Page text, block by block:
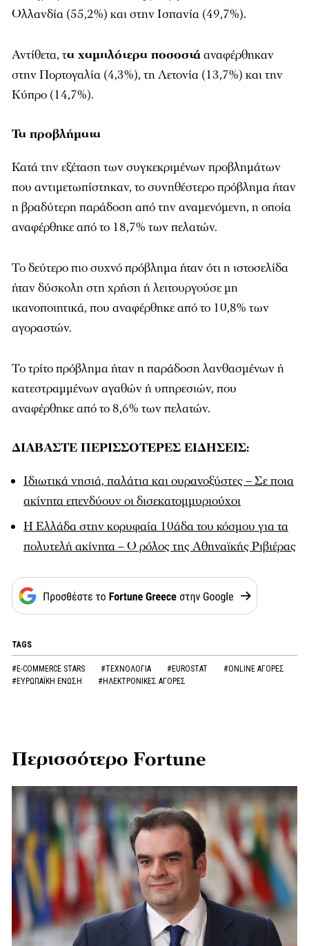
Ολλανδία (55,2%) και στην Ισπανία (49,7%).
Αντίθετα, τα χαμηλότερα ποσοστάαναφέρθηκαν
στην Πορτογαλία (4,3%), τη Λετονία (13,7%) και την
Κύπρο (14,7%).
Τα προβλήματα
Κατά την εξέταση των συγκεκριμένων προβλημάτων
που αντιμετωπίστηκαν, το συνηθέστερο πρόβλημα ήταν
η βραδύτερη παράδοση από την αναμενόμενη, η οποία
αναφέρθηκε από το 18,7% των πελατών.
Το δεύτερο πιο συχνό πρόβλημα ήταν ότι η ιστοσελίδα
ήταν δύσκολη στη χρήση ή λειτουργούσε μη
ικανοποιητικά, που αναφέρθηκε από το 10,8% των
αγοραστών.
Το τρίτο πρόβλημα ήταν η παράδοση λανθασμένων ή
κατεστραμμένων αγαθών ή υπηρεσιών, που
αναφέρθηκε από το 8,6% των πελατών.
ΔΙΑΒΑΣΤΕ ΠΕΡΙΣΣΟΤΕΡΕΣ ΕΙΔΗΣΕΙΣ:
Ιδιωτικά νησιά, παλάτια και ουρανοξύστες – Σε ποια
ακίνητα επενδύουν οι δισεκατομμυριούχοι
Η Ελλάδα στην κορυφαία 10άδα του κόσμου για τα
πολυτελή ακίνητα – Ο ρόλος της Αθηναϊκής Ριβιέρας
TAGS
#E-COMMERCE STARS #ΤΕΧΝΟΛΟΓΙΑ #EUROSTAT
#ONLINE ΑΓΟΡΕΣ
#ΕΥΡΩΠΑΪΚΗ ΕΝΩΣΗ
#ΗΛΕΚΤΡΟΝΙΚΕΣ ΑΓΟΡΕΣ
Περισσότερο Fortune